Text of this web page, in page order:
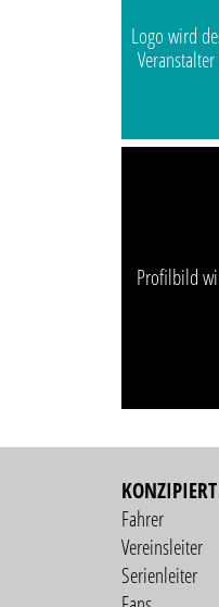
Logo wird
Profilbild
Fahrer
Vereinsleiter
Serienleiter